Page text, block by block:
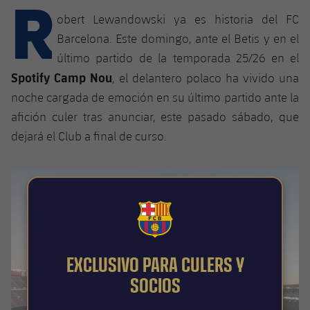
plusicon
más
Instalaciones
Spotify Camp Nou
Ciutat Esportiva
SUB13
SUB12
SUB11 A
SUB11 B
SUB9 B
SUB13 B
SUB12 C
SUB11 C
Entradas
Gameday Shows
Resultados
Clasificación
Jugadores
Barça Atlètic
Junior
Cadete A
Cadete B
Infantil A
PLUSICON
MÁS
Primer Equipo
plusicon
más
Actualidad
Barça Atlètic
plusicon
más
Clasificaciones
Cadete A
Actualidad
Barça Atlètic
plusicon
más
R obert Lewandowski ya es historia del FC
Barcelona. Este domingo, ante el Betis y en el
último partido de la temporada 25/26 en el
Spotify Camp Nou, el delantero polaco ha vivido una
noche cargada de emoción en su último partido ante la
afición culer tras anunciar, este pasado sábado, que
dejará el Club a final de curso.
FCB Barcelona badge
EXCLUSIVO PARA CULERS Y
SOCIOS